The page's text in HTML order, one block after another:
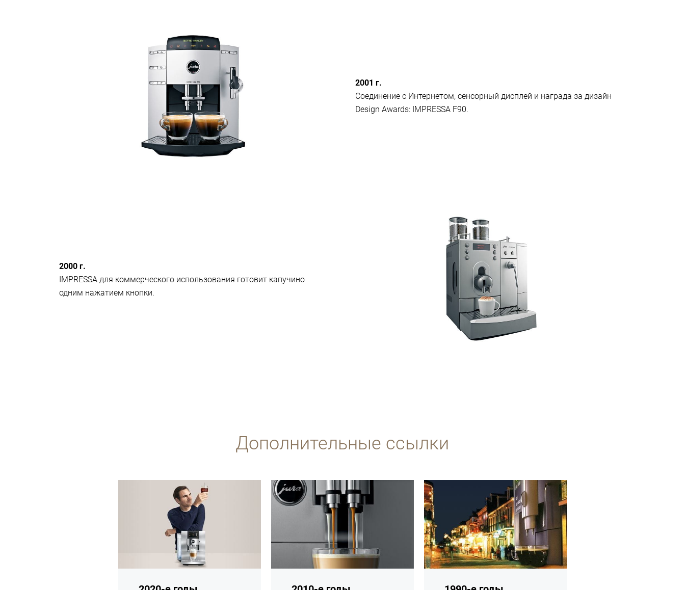
2001 г.
Соединение с Интернетом, сенсорный дисплей и награда за дизайн
Design Awards: IMPRESSA F90.
2000 г.
IMPRESSA для коммерческого использования готовит капучино
одним нажатием кнопки.
Дополнительные ссылки
подробнее подробнее